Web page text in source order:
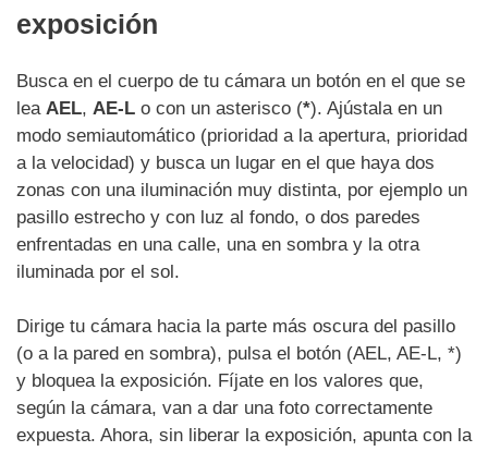
exposición
Busca en el cuerpo de tu cámara un botón en el que se
lea AEL, AE-L o con un asterisco (*). Ajústala en un
modo semiautomático (prioridad a la apertura, prioridad
a la velocidad) y busca un lugar en el que haya dos
zonas con una iluminación muy distinta, por ejemplo un
pasillo estrecho y con luz al fondo, o dos paredes
enfrentadas en una calle, una en sombra y la otra
iluminada por el sol.
Dirige tu cámara hacia la parte más oscura del pasillo
(o a la pared en sombra), pulsa el botón (AEL, AE-L, *)
y bloquea la exposición. Fíjate en los valores que,
según la cámara, van a dar una foto correctamente
expuesta. Ahora, sin liberar la exposición, apunta con la